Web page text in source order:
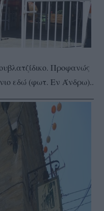
Προφανώς
εδώ (φωτ. Εν Άνδρω)..